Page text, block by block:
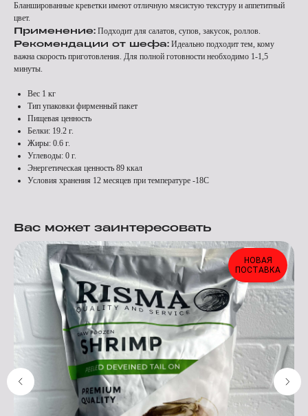
Бланшированные креветки имеют отличную мясистую текстуру и аппетитный
цвет.
Применение: Подходит для салатов, супов, закусок, роллов.
Рекомендации от шефа: Идеально подходит тем, кому
важна скорость приготовления. Для полной готовности необходимо 1-1,5
минуты.
Вес 1 кг
Тип упаковки фирменный пакет
Пищевая ценность
Белки: 19.2 г.
Жиры: 0.6 г.
Углеводы: 0 г.
Энергетическая ценность 89 ккал
Условия хранения 12 месяцев при температуре -18С
Вас может заинтересовать
НОВАЯ
ПОСТАВКА